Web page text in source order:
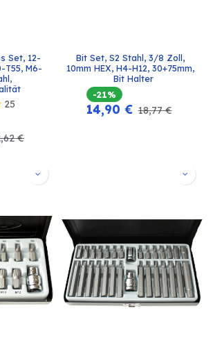
Set, 12-
T55, M6-
25
€
Bit Set, S2 Stahl, 3/8 Zoll,
10mm HEX, H4-H12, 30+75mm,
Bit Halter
-21%
14,90 € 18,77€